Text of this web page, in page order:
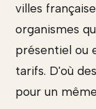
villes
organismes
présentiel ou
tarifs. D'où
pour un